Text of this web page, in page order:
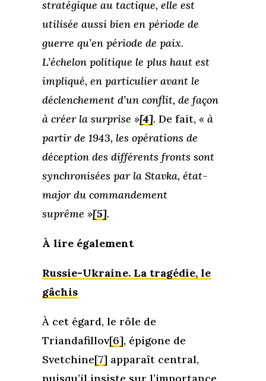
stratégique au tactique, elle est
utilisée aussi bien en période de
guerre qu’en période de paix.
L’échelon politique le plus haut est
impliqué, en particulier avant le
déclenchement d’un conflit, de façon
à créer la surprise »[4]. De fait, « à
partir de 1943, les opérations de
déception des différents fronts sont
synchronisées par la Stavka, état-
major du commandement
suprême »[5].
À lire également
Russie-Ukraine. La tragédie, le
gâchis
À cet égard, le rôle de
Triandafillov[6], épigone de
Svetchine[7]apparaît central,